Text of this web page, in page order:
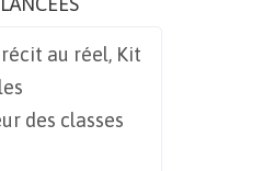
au réel, Kit
des classes